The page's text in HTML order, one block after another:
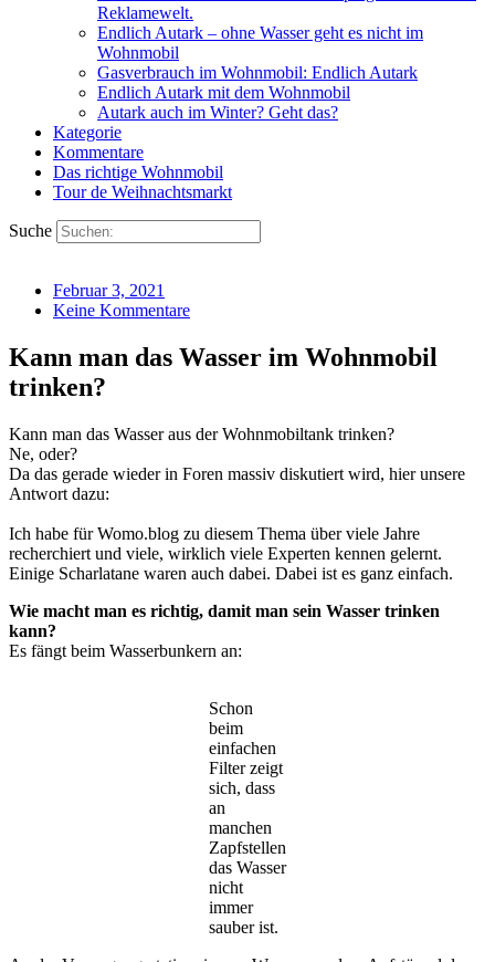
Reklamewelt.
Endlich Autark – ohne Wasser geht es nicht im
Wohnmobil
Gasverbrauch im Wohnmobil: Endlich Autark
Endlich Autark mit dem Wohnmobil
Autark auch im Winter? Geht das?
Kategorie
Kommentare
Das richtige Wohnmobil
Tour de Weihnachtsmarkt
Suche
Februar 3, 2021
Keine Kommentare
Kann man das Wasser im Wohnmobil
trinken?
Kann man das Wasser aus der Wohnmobiltank trinken?
Ne, oder?
Da das gerade wieder in Foren massiv diskutiert wird, hier unsere
Antwort dazu:
Ich habe für Womo.blog zu diesem Thema über viele Jahre
recherchiert und viele, wirklich viele Experten kennen gelernt.
Einige Scharlatane waren auch dabei. Dabei ist es ganz einfach.
Wie macht man es richtig, damit man sein Wasser trinken
kann?
Es fängt beim Wasserbunkern an:
Schon
beim
einfachen
Filter zeigt
sich, dass
an
manchen
Zapfstellen
das Wasser
nicht
immer
sauber ist.